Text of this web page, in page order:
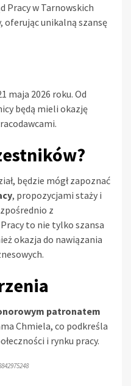
Pracy w Tarnowskich
oferując unikalną szansę
maja 2026 roku. Od
będą mieli okazję
będzie mógł zapoznać
, propozycjami staży i
z
to nie tylko szansa
okazja do nawiązania
patronatem
Chmiela, co podkreśla
i rynku pracy.